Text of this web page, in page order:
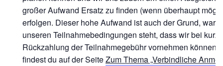
großer Aufwand Ersatz zu finden (wenn überhaupt
erfolgen. Dieser hohe Aufwand ist auch der Grund,
unseren Teilnahmebedingungen steht, dass wir bei
Rückzahlung der Teilnahmegebühr vornehmen
findest du auf der SeiteZum Thema „Verbindliche